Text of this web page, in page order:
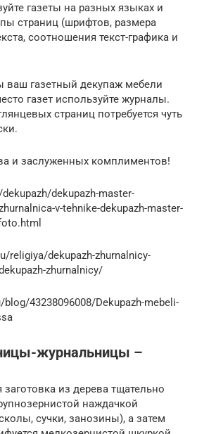
газеты на разных языках и
страниц (шрифтов, размера
соотношения текст-графика и
ваш газетный декупаж мебели
газет используйте журналы.
страниц потребуется чуть
и заслуженных комплиментов!
dekupazh-master-
v-tehnike-dekupazh-master-
religiya/dekupazh-zhurnalnicy-
zhurnalnicy/
43238096008/Dekupazh-mebeli-
журнальницы –
из дерева тщательно
наждачкой
сучки, занозины), а затем